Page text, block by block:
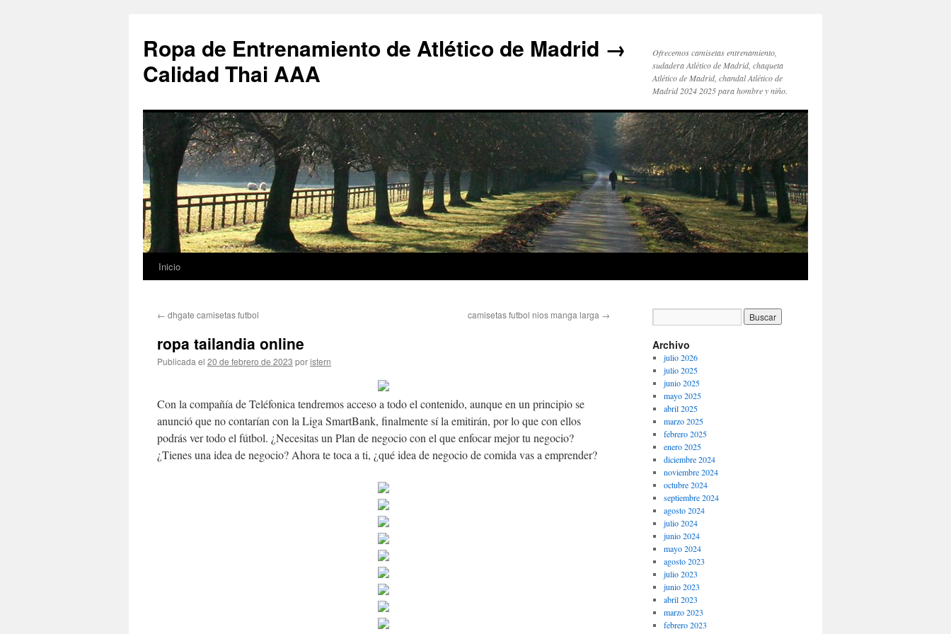
Ropa de Entrenamiento de Atlético de Madrid →
Calidad Thai AAA
Ofrecemos camisetas entrenamiento,
sudadera Atlético de Madrid, chaqueta
Atlético de Madrid, chandal Atlético de
Madrid 2024 2025 para hombre y niño.
Saltar
contenido
Inicio
← dhgate camisetas futbol camisetas futbol nios manga larga →
ropa tailandia online
Publicada el 20 de febrero de 2023 poristern
Con la compañía de Teléfonica tendremos acceso a todo el contenido, aunque en un principio se
anunció que no contarían con la Liga SmartBank, finalmente sí la emitirán, por lo que con ellos
podrás ver todo el fútbol. ¿Necesitas un Plan de negocio con el que enfocar mejor tu negocio?
¿Tienes una idea de negocio? Ahora te toca a ti, ¿qué idea de negocio de comida vas a emprender?
Archivo
julio 2026
julio 2025
junio 2025
mayo 2025
abril 2025
marzo 2025
febrero 2025
enero 2025
diciembre 2024
noviembre 2024
octubre 2024
septiembre 2024
agosto 2024
julio 2024
junio 2024
mayo 2024
agosto 2023
julio 2023
junio 2023
abril 2023
marzo 2023
febrero 2023